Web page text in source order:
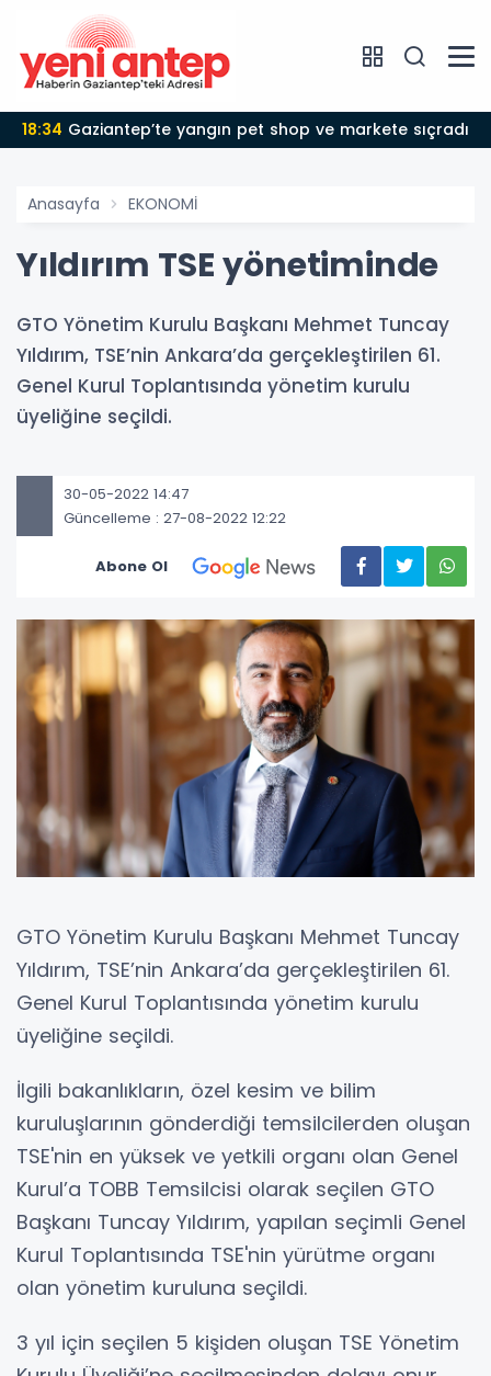
18:34 Gaziantep’te yangın pet shop ve markete sıçradı
Anasayfa EKONOMİ
Yıldırım TSE yönetiminde
GTO Yönetim Kurulu Başkanı Mehmet Tuncay
Yıldırım, TSE’nin Ankara’da gerçekleştirilen 61.
Genel Kurul Toplantısında yönetim kurulu
üyeliğine seçildi.
30-05-2022 14:47
Güncelleme : 27-08-2022 12:22
Abone Ol
GTO Yönetim Kurulu Başkanı Mehmet Tuncay
Yıldırım, TSE’nin Ankara’da gerçekleştirilen 61.
Genel Kurul Toplantısında yönetim kurulu
üyeliğine seçildi.
İlgili bakanlıkların, özel kesim ve bilim
kuruluşlarının gönderdiği temsilcilerden oluşan
TSE'nin en yüksek ve yetkili organı olan Genel
Kurul’a TOBB Temsilcisi olarak seçilen GTO
Başkanı Tuncay Yıldırım, yapılan seçimli Genel
Kurul Toplantısında TSE'nin yürütme organı
olan yönetim kuruluna seçildi.
3 yıl için seçilen 5 kişiden oluşan TSE Yönetim